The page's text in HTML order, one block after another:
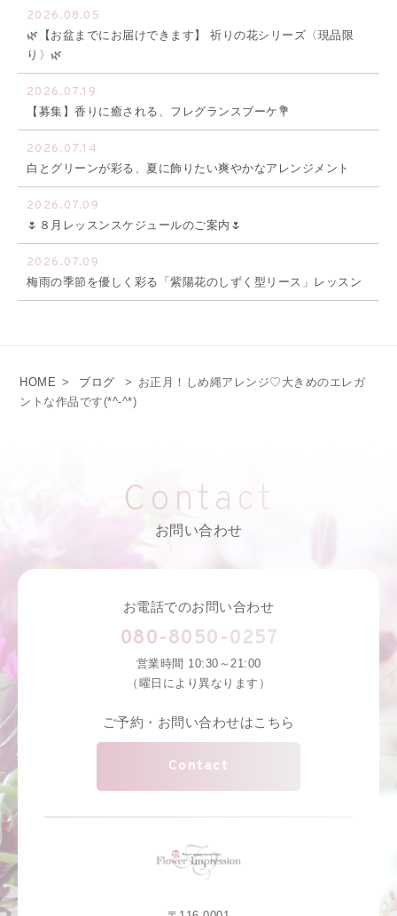
2026.08.05
🌿【お盆までにお届けできます】 祈りの花シリーズ〈現品限
り〉🌿
2026.07.19
【募集】香りに癒される、フレグランスブーケ💐
2026.07.14
白とグリーンが彩る、夏に飾りたい爽やかなアレンジメント
2026.07.09
🌷８月レッスンスケジュールのご案内🌷
2026.07.09
梅雨の季節を優しく彩る「紫陽花のしずく型リース」レッスン
HOME > ブログ > お正月！しめ縄アレンジ♡大きめのエレガ
ントな作品です(*^-^*)
Contact
お問い合わせ
お電話でのお問い合わせ
080-8050-0257
営業時間 10:30～21:00
（曜日により異なります）
ご予約・お問い合わせはこちら
Contact